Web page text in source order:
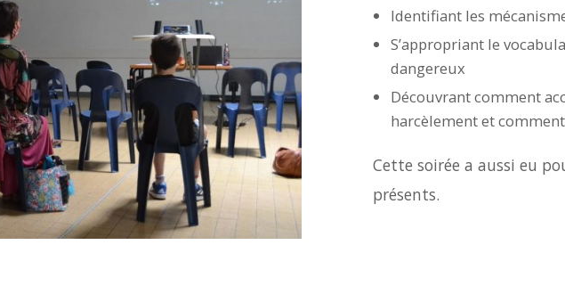
Identifiant les
S’appropriant le
dangereux
Découvrant comment
harcèlement et
Cette soirée a aussi eu
présents.